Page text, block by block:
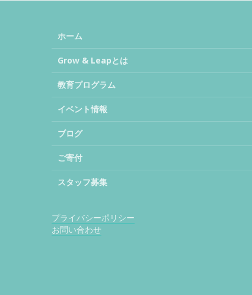
ホーム
Grow & Leapとは
教育プログラム
イベント情報
ブログ
ご寄付
スタッフ募集
プライバシーポリシー
お問い合わせ